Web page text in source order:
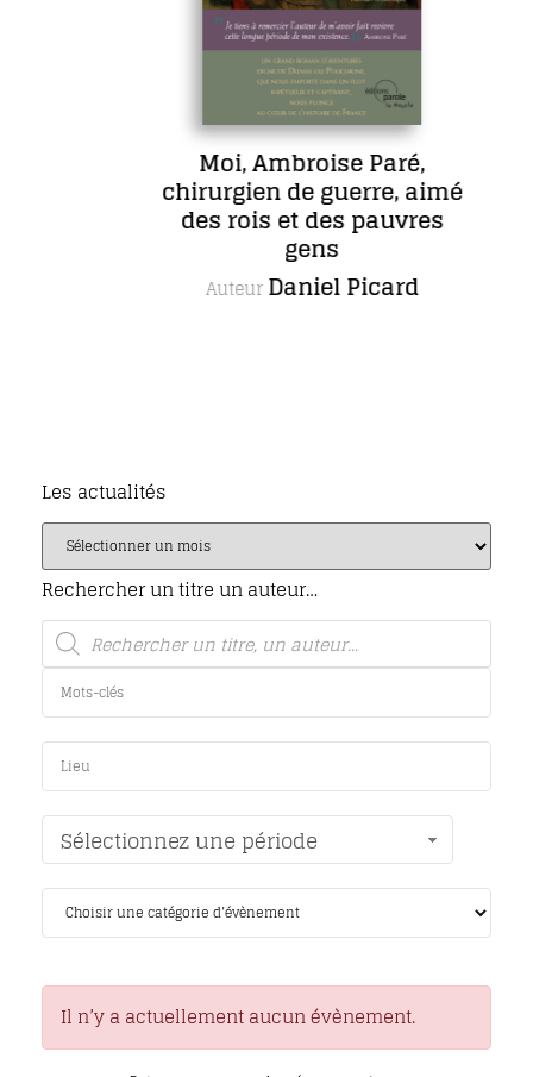
Moi, Ambroise Paré,
chirurgien de guerre, aimé
des rois et des pauvres
gens
AuteurDaniel Picard
Les actualités
Rechercher un titre un auteur…
Sélectionnez une période
Il n’y a actuellement aucun évènement.